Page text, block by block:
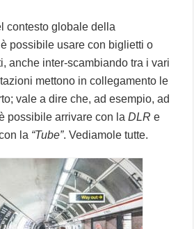
contesto globale della
possibile usare con biglietti o
anche inter-scambiando tra i vari
mettono in collegamento le
vale a dire che, ad esempio, ad
possibile arrivare con laDLR e
la “Tube”. Vediamole tutte.